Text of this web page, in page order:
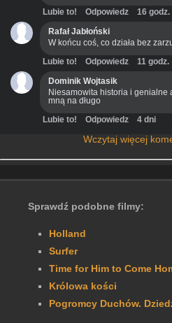
Lubie to! Odpowiedz
16 godz.
Rafał Jabłoński
W końcu coś, co działa bez
Lubie to! Odpowiedz
11 godz.
Dominik Wojtasik
Niesamowita historia i genialne
mną na długo
Lubie to! Odpowiedz 4 dni
Wczytaj więcej
Sprawdź podobne filmy:
Holland
Surfer
Time for Him to Come
Królowa kości
Pogromcy Duchów.